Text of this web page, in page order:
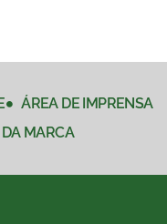
ÁREA DE IMPRENSA
DA MARCA